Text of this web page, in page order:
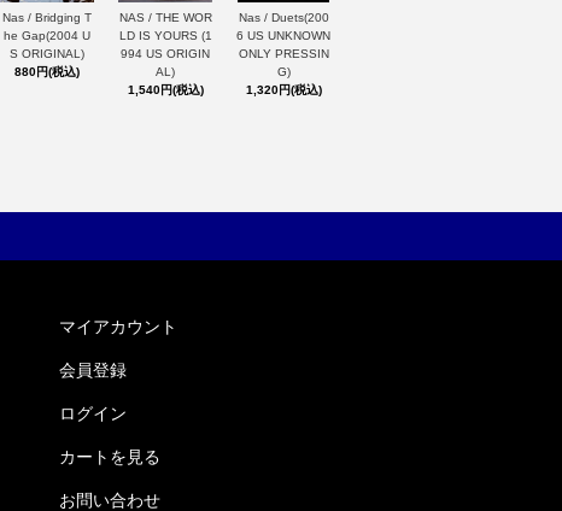
Nas / Bridging T
he Gap(2004 U
S ORIGINAL)
880円(税込)
NAS / THE WOR
LD IS YOURS (1
994 US ORIGIN
AL)
1,540円(税込)
Nas / Duets(200
6 US UNKNOWN
ONLY PRESSIN
G)
1,320円(税込)
マイアカウント
会員登録
ログイン
カートを見る
お問い合わせ